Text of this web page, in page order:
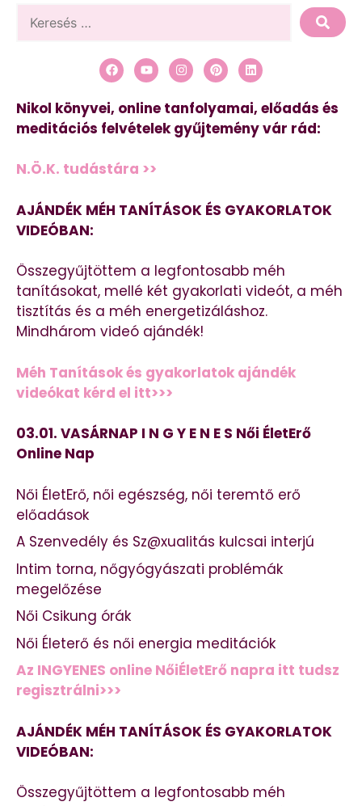
Nikol könyvei, online tanfolyamai, előadás és
meditációs felvételek gyűjtemény vár rád:
N.Ö.K. tudástára >>
AJÁNDÉK MÉH TANÍTÁSOK ÉS GYAKORLATOK
VIDEÓBAN:
Összegyűjtöttem a legfontosabb méh
tanításokat, mellé két gyakorlati videót, a méh
tisztítás és a méh energetizáláshoz.
Mindhárom videó ajándék!
Méh Tanítások és gyakorlatok ajándék
videókat kérd el itt>>>
03.01. VASÁRNAP I N G Y E N E S Női ÉletErő
Online Nap
Női ÉletErő, női egészség, női teremtő erő
előadások
A Szenvedély és Sz@xualitás kulcsai interjú
Intim torna, nőgyógyászati problémák
megelőzése
Női Csikung órák
Női Életerő és női energia meditációk
Az INGYENES online NőiÉletErő napra itt tudsz
regisztrálni>>>
AJÁNDÉK MÉH TANÍTÁSOK ÉS GYAKORLATOK
VIDEÓBAN:
Összegyűjtöttem a legfontosabb méh